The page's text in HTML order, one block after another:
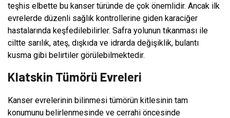
teşhis elbette bu kanser türünde de çok önemlidir. Ancak ilk
evrelerde düzenli sağlık kontrollerine giden karaciğer
hastalarında keşfedilebilirler. Safra yolunun tıkanması ile
ciltte sarılık, ateş, dışkıda ve idrarda değişiklik, bulantı
kusma gibi belirtiler görülebilmektedir.
Klatskin Tümörü Evreleri
Kanser evrelerinin bilinmesi tümörün kitlesinin tam
konumunu belirlenmesinde ve cerrahi öncesinde